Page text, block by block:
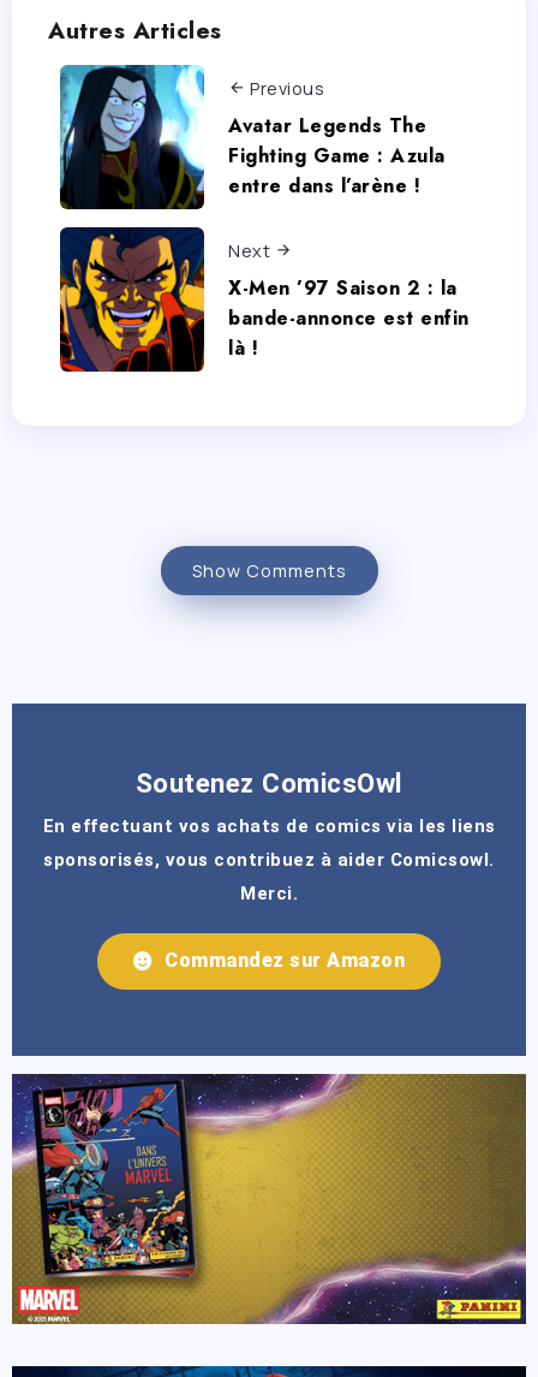
Autres Articles
Previous
Avatar Legends The
Fighting Game : Azula
entre dans l’arène !
Next
X-Men ’97 Saison 2 : la
bande-annonce est enfin
là !
Show Comments
Soutenez ComicsOwl
En effectuant vos achats de comics via les liens
sponsorisés, vous contribuez à aider Comicsowl.
Merci.
Commandez sur Amazon